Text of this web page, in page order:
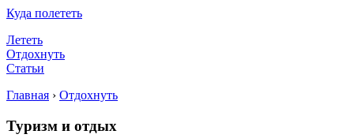
Куда полететь
Лететь
Отдохнуть
Статьи
Главная › Отдохнуть
Туризм и отдых